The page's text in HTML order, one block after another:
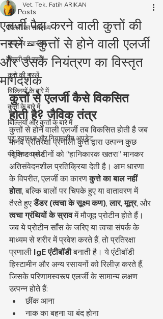
All Posts
बिल्ली का स्वास्थ्य
कुत्ते का स्वास्थ्य
बिल्ली की नस्लें
कुत्ते की नस्लें
बिल्लियों के बारे में
कुत्तों के बारे में
बिल्लियों और कुत्तों के बारे में
पशु स्वास्थ्य और नियामकीय अपडेट
पशुधन स्वास्थ्य
एलर्जी पैदा करने वाली कुत्तों की
नस्लें – कुत्तों से होने वाली एलर्जी
और उसके नियंत्रण का विस्तृत
मार्गदर्शक
Vet. Tek. Fatih ARIKAN
कुत्तों से एलर्जी कैसे विकसित
होती है? जैविक तंत्र
कुत्तों से होने वाली एलर्जी तब विकसित होती है जब
मानव प्रतिरक्षा प्रणाली कुत्ते द्वारा उत्पन्न कुछ
विशिष्ट प्रोटीनों को “हानिकारक खतरा” मानकर
अतिसंवेदनशील प्रतिक्रिया देती है। आम धारणा
के विपरीत, एलर्जी का कारण कुत्ते का बाल नहीं
होता, बल्कि बालों पर चिपके हुए या वातावरण में
तैरते हुए डैंडर (त्वचा के सूक्ष्म कण), लार, मूत्र, और
त्वचा ग्रंथियों के स्राव में मौजूद प्रोटीन होते हैं।
जब ये प्रोटीन साँस के जरिए या त्वचा संपर्क के
माध्यम से शरीर में प्रवेश करते हैं, तो प्रतिरक्षा
प्रणाली IgE एंटीबॉडी बनाती है। ये एंटीबॉडी
हिस्टामीन और अन्य रसायनों को रिलीज़ करते हैं,
जिसके परिणामस्वरूप एलर्जी के सामान्य लक्षण
उत्पन्न होते हैं:
छींक आना
नाक का बहना या बंद होना